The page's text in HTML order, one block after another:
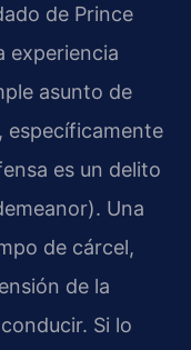
de Prince
experiencia
asunto de
específicamente
es un delito
Una
de cárcel,
de la
Si lo